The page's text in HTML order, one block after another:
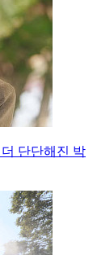
단단해진 박